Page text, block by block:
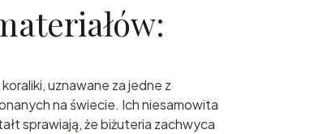
uznawane za jedne z
na świecie. Ich niesamowita
sprawiają, że biżuteria zachwyca